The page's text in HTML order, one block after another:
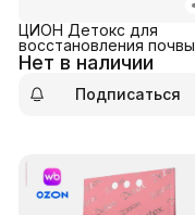
Нет в наличии
ЦИОН Детокс для
восстановления почвы,
400 гр
Подписаться